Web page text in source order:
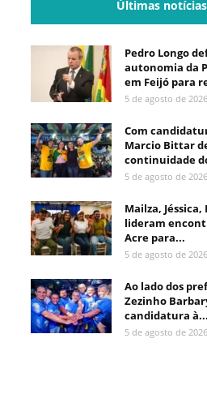
Últimas notícias
Pedro Longo
autonomia da
em Feijó para
5 de agosto de 2026
Com
Marcio Bittar
continuidade
5 de agosto de 2026
Mailza,
lideram
Acre para...
5 de agosto de 2026
Ao lado dos
Zezinho
candidatura à...
5 de agosto de 2026